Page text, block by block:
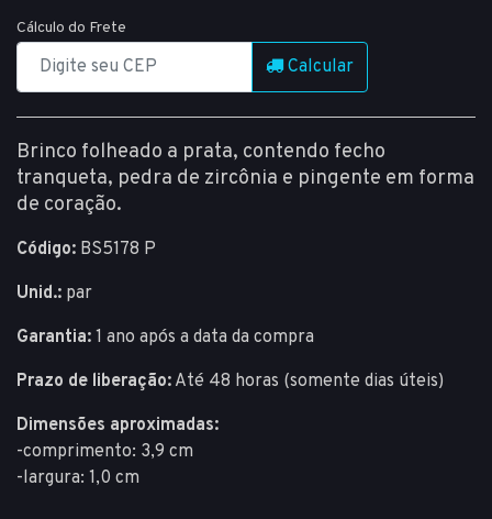
Cálculo do Frete
Calcular
Brinco folheado a prata, contendo fecho
tranqueta, pedra de zircônia e pingente em forma
de coração.
Código: BS5178 P
Unid.: par
Garantia: 1 ano após a data da compra
Prazo de liberação: Até 48 horas (somente dias úteis)
Dimensões aproximadas:
-comprimento: 3,9 cm
-largura: 1,0 cm